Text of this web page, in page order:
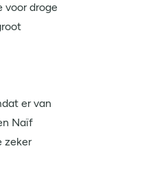
voor droge
er van
Naïf
zeker